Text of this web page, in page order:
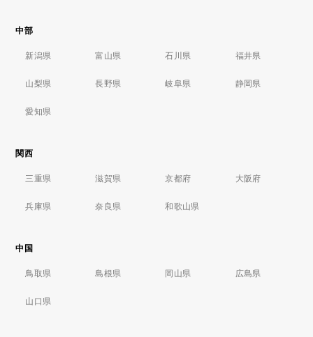
中部
新潟県 富山県 石川県 福井県
山梨県 長野県 岐阜県 静岡県
愛知県
関西
三重県 滋賀県 京都府 大阪府
兵庫県 奈良県 和歌山県
中国
鳥取県 島根県 岡山県 広島県
山口県